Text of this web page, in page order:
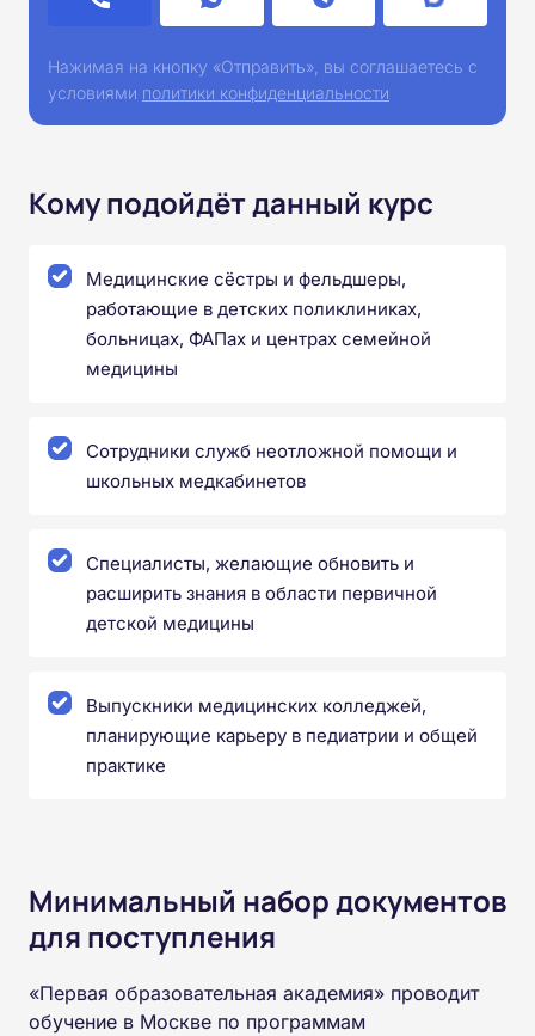
Нажимая на кнопку «Отправить», вы соглашаетесь с
условиями политики конфиденциальности
Кому подойдёт данный курс
Медицинские сёстры и фельдшеры,
работающие в детских поликлиниках,
больницах, ФАПах и центрах семейной
медицины
Сотрудники служб неотложной помощи и
школьных медкабинетов
Специалисты, желающие обновить и
расширить знания в области первичной
детской медицины
Выпускники медицинских колледжей,
планирующие карьеру в педиатрии и общей
практике
Минимальный набор документов
для поступления
«Первая образовательная академия» проводит
обучение в Москве по программам